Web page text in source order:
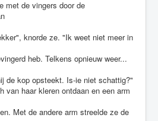
met de vingers door de
knorde ze. "Ik weet niet meer in
heb. Telkens opnieuw weer...
de kop opsteekt. Is-ie niet schattig?"
van haar kleren ontdaan en een arm
Met de andere arm streelde ze de